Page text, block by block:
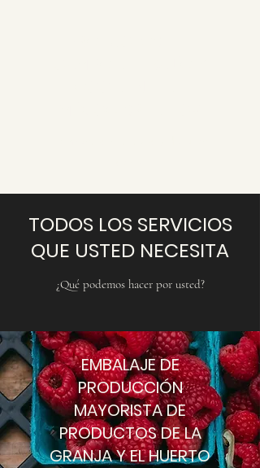
TODOS LOS SERVICIOS
QUE USTED NECESITA
¿Qué podemos hacer por usted?
EMBALAJE DE
PRODUCCIÓN
MAYORISTA DE
PRODUCTOS DE LA
GRANJA Y EL HUERTO